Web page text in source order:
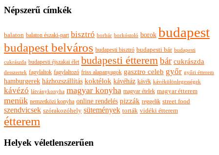
Népszerű címkék
balaton balaton északi-part bisztró borbár borkóstoló borok budapest
budapest belváros budapesti bisztró budapesti bár budapesti
cukrászda budapesti éjszakai élet budapesti étterembár cukrászda
desszertek fagylaltok fagylaltozó friss alapanyagok gasztro celeb győr győri étterem
hamburgerek házhozszállítás koktélok kávéház kávék kávékülönlegességek
kávézó látványkonyha magyar konyha magyar ételek magyar étterem
menük nemzetközi konyha online rendelés pizzák reggelik street food
szendvicsek szórakozóhely sütemények torták vidéki étterem
étterem
Helyek véletlenszerűen